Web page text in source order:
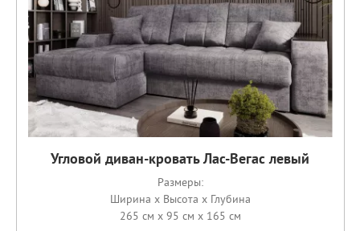
Угловой диван-кровать Лас-Вегас левый
Размеры:
Ширина x Высота x Глубина
265 см x 95 см x 165 см